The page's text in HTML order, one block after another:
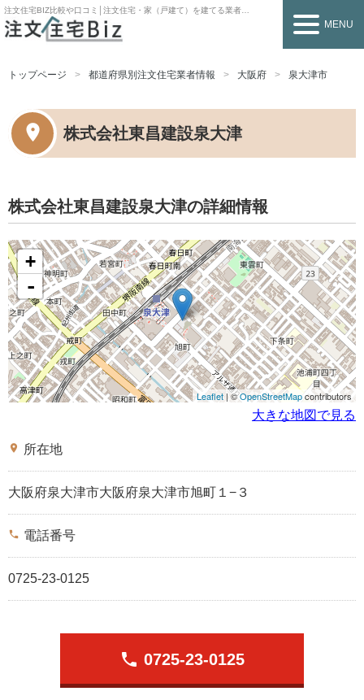
注文住宅BIZ比較や口コミ│注文住宅・家（戸建て）を建てる業者を探すなら
MENU
トップページ 都道府県別注文住宅業者情報 大阪府 泉大津市
株式会社東昌建設泉大津
株式会社東昌建設泉大津の詳細情報
+
-
Leaflet | ©OpenStreetMapcontributors
大きな地図で見る
place 所在地
大阪府泉大津市大阪府泉大津市旭町１−３
phone 電話番号
0725-23-0125
phone 0725-23-0125